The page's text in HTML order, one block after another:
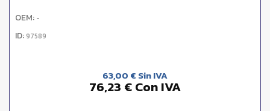
OEM: -
ID: 97589
63,00 € Sin IVA
76,23 € Con IVA